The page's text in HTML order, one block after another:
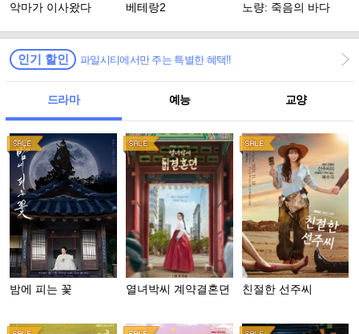
악마가 이사왔다 베테랑2 노량: 죽음의 바다
인기 할인 파일시티에서만 주는 특별한 혜택!!
드라마 예능 교양
밤에 피는 꽃 열녀박씨 계약결혼뎐 친절한 선주씨